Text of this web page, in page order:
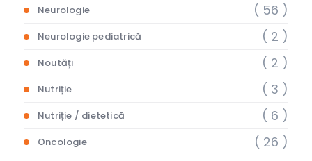
Neurologie ( 56 )
Neurologie pediatrică ( 2 )
Noutăți ( 2 )
Nutriție ( 3 )
Nutriție / dietetică ( 6 )
Oncologie ( 26 )